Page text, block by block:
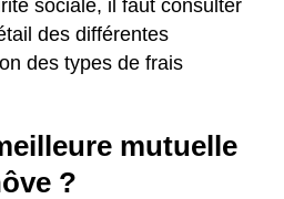
sociale, il faut consulter
des différentes
des types de frais
mutuelle
?